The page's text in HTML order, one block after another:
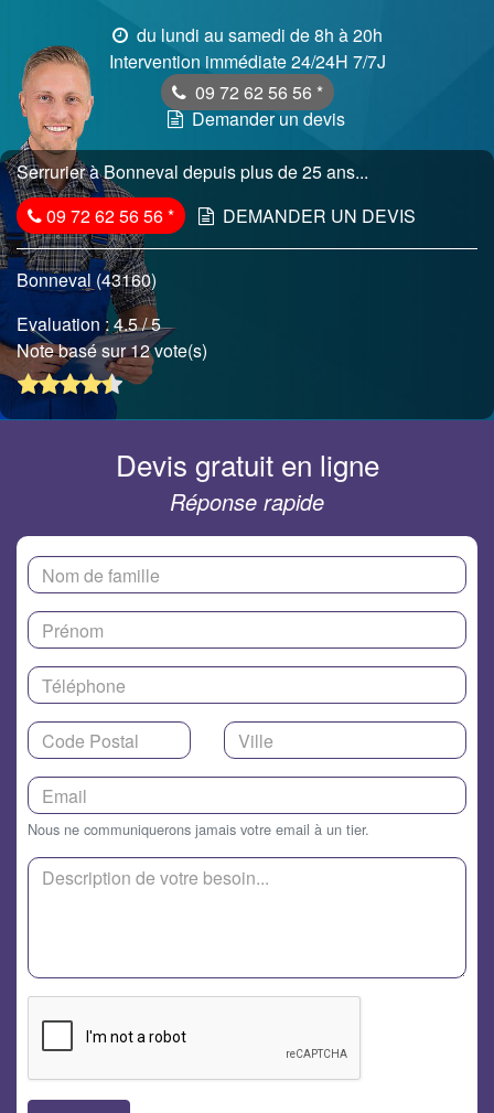
du lundi au samedi de 8h à 20h
Intervention immédiate 24/24H 7/7J
09 72 62 56 56 *
Demander un devis
Serrurier à Bonneval depuis plus de 25 ans...
09 72 62 56 56* DEMANDER UN DEVIS
Bonneval (43160)
Evaluation :4.5/ 5
Note basé sur 12 vote(s)
Devis gratuit en ligne
Réponse rapide
Nous ne communiquerons jamais votre email à un tier.